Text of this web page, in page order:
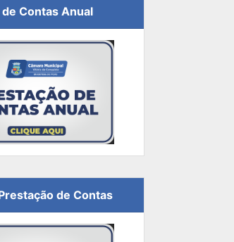
Contas Anual
de Contas